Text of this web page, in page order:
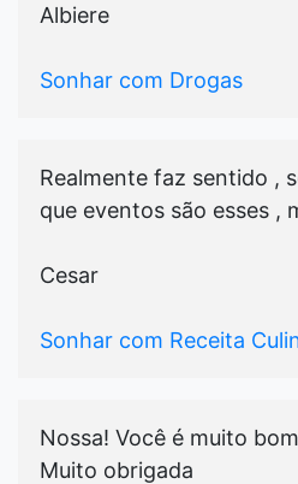
Albiere
Sonhar com Drogas
Realmente faz sentido ,
que eventos são esses ,
Cesar
Sonhar com Receita
Nossa! Você é muito
Muito obrigada